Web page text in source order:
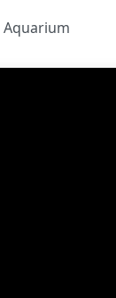
Aquarium